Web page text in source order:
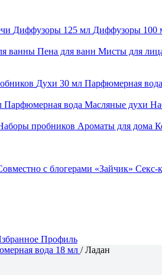
Диффузоры 125 мл Диффузоры 100
ванны Пена для ванн Мисты для
Духи 30 мл Парфюмерная вода
Парфюмерная вода Масляные духи
пробников Ароматы для дома
с блогерами «Зайчик» Секс-
Профиль
вода 18 мл /Ладан